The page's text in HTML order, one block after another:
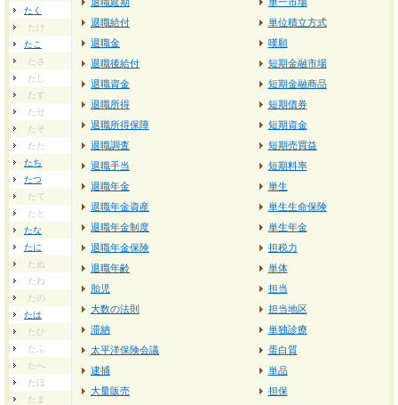
たく
たけ
たこ
たさ
たし
たす
たせ
たそ
たた
たち
たつ
たて
たと
たな
たに
たぬ
たね
たの
たは
たひ
たふ
たへ
たほ
たま
退職給付
退職金
退職後給付
退職資金
退職所得
退職所得保障
退職調査
退職手当
退職年金
退職年金資産
退職年金制度
退職年金保険
退職年齢
胎児
大数の法則
滞納
太平洋保険会議
逮捕
大量販売
単位積立方式
嘆願
短期金融市場
短期金融商品
短期債券
短期資金
短期売買益
短期料率
単生
単生生命保険
単生年金
担税力
単体
担当
担当地区
単独診療
蛋白質
単品
担保